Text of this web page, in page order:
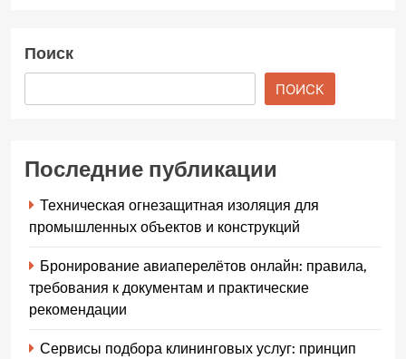
Поиск
ПОИСК
Последние публикации
Техническая огнезащитная изоляция для
промышленных объектов и конструкций
Бронирование авиаперелётов онлайн: правила,
требования к документам и практические
рекомендации
Сервисы подбора клининговых услуг: принцип